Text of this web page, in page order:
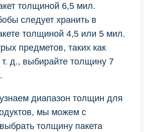
толщиной 6,5 мил.
следует хранить в
толщиной 4,5 или 5 мил.
предметов, таких как
д., выбирайте толщину 7
диапазон толщин для
мы можем с
толщину пакета